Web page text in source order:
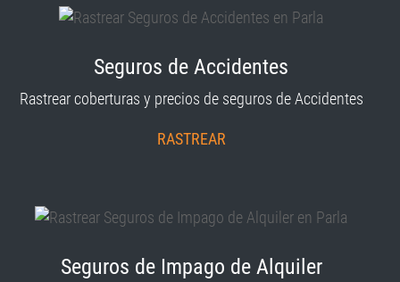
Seguros de Accidentes
Rastrear coberturas y precios de seguros de Accidentes
RASTREAR
Seguros de Impago de Alquiler